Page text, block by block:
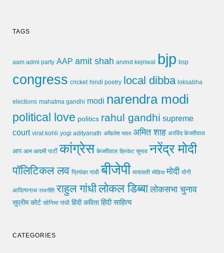
TAGS
aam admi party AAP amit shah arvind kejriwal bjp bsp
congress cricket hindi poetry local dibba loksabha
elections mahatma gandhi modi narendra modi
political love politics rahul gandhi supreme
court virat kohli yogi adityanath अखिलेश यादव अमित शाह अरविंद केजरीवाल
आप आम आदमी पार्टी कांग्रेस केजरीवाल क्रिकेट चुनाव नरेंद्र मोदी
पॉलिटिकल लव प्रियंका गांधी बीजेपी मायावती मीडिया मोदी योगी
आदित्यनाथ राजनीति राहुल गांधीलोकल डिब्बा लोकसभा चुनाव
सुप्रीम कोर्ट सोनिया गांधी हिंदी कविता हिंदी साहित्य
CATEGORIES